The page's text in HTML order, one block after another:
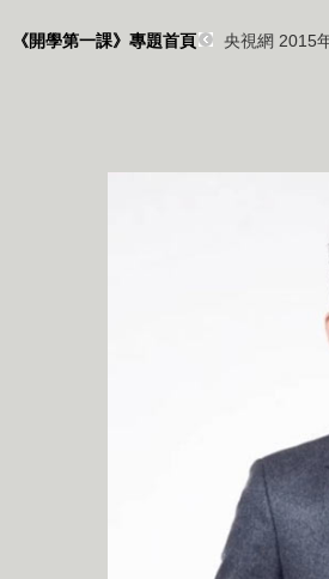
《開學第一課》專題首頁 央視網 2015